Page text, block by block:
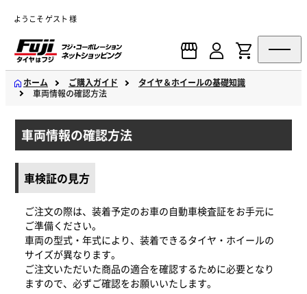
ようこそ ゲスト 様
ホーム ご購入ガイド
タイヤ＆ホイールの基礎知識
車両情報の確認方法
車両情報の確認方法
車検証の見方
ご注文の際は、装着予定のお車の自動車検査証をお手元に
ご準備ください。
車両の型式・年式により、装着できるタイヤ・ホイールの
サイズが異なります。
ご注文いただいた商品の適合を確認するために必要となり
ますので、必ずご確認をお願いいたします。